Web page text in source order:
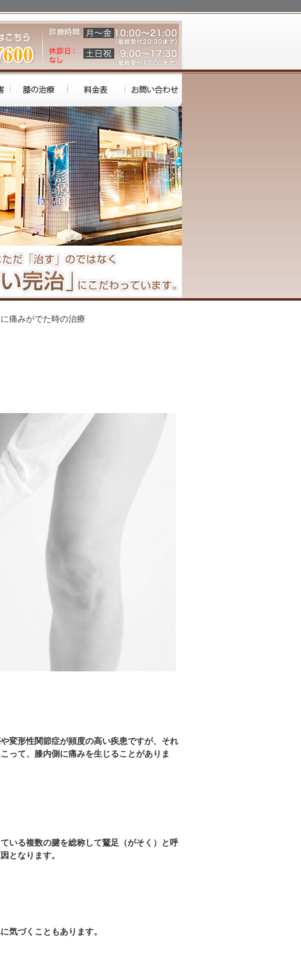
痛みがでた時の治療
変形性関節症が頻度の高い疾患ですが、それ
って、膝内側に痛みを生じることがありま
いる複数の腱を総称して鵞足（がそく）と呼
となります。
気づくこともあります。